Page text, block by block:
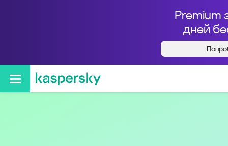
Premium
дней
Кто звонил с номера
+73499545000